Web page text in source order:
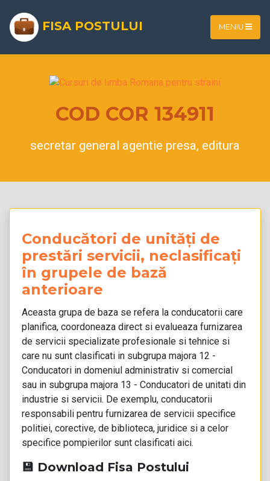
FISA POSTULUI MENIU
COD COR 134911
secretar general agentie presa, editura
Conducători de unități de
prestări servicii, neclasificați
în grupele de bază
anterioare
Aceasta grupa de baza se refera la conducatorii care
planifica, coordoneaza direct si evalueaza furnizarea
de servicii specializate profesionale si tehnice si
care nu sunt clasificati in subgrupa majora 12 -
Conducatori in domeniul administrativ si comercial
sau in subgrupa majora 13 - Conducatori de unitati din
industrie si servicii. De exemplu, conducatorii
responsabili pentru furnizarea de servicii specifice
politiei, corective, de biblioteca, juridice si a celor
specifice pompierilor sunt clasificati aici.
💾 Download Fisa Postului